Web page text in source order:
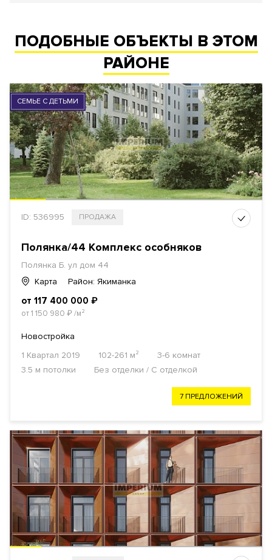
ПОДОБНЫЕ ОБЪЕКТЫ В ЭТОМ
РАЙОНЕ
СЕМЬЕ С ДЕТЬМИ
ID: 536995 ПРОДАЖА
Полянка/44 Комплекс особняков
Полянка Б. ул дом 44
Карта
Район: Якиманка
от 117 400 000 ₽
от 1 150 980 ₽/м²
Новостройка
1 Квартал 2019
102-261 м²
3-6 комнат
3.5 м потолки
Без отделки / С отделкой
7 ПРЕДЛОЖЕНИЙ